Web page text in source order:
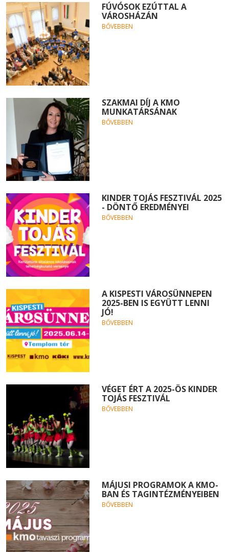
FÚVÓSOK EZÚTTAL A
VÁROSHÁZÁN
BŐVEBBEN
SZAKMAI DÍJ A KMO
MUNKATÁRSÁNAK
BŐVEBBEN
KINDER TOJÁS FESZTIVÁL 2025
- DÖNTŐ EREDMÉNYEI
BŐVEBBEN
A KISPESTI VÁROSÜNNEPEN
2025-BEN IS EGYÜTT LENNI
JÓ!
BŐVEBBEN
VÉGET ÉRT A 2025-ÖS KINDER
TOJÁS FESZTIVÁL
BŐVEBBEN
MÁJUSI PROGRAMOK A KMO-
BAN ÉS TAGINTÉZMÉNYEIBEN
BŐVEBBEN